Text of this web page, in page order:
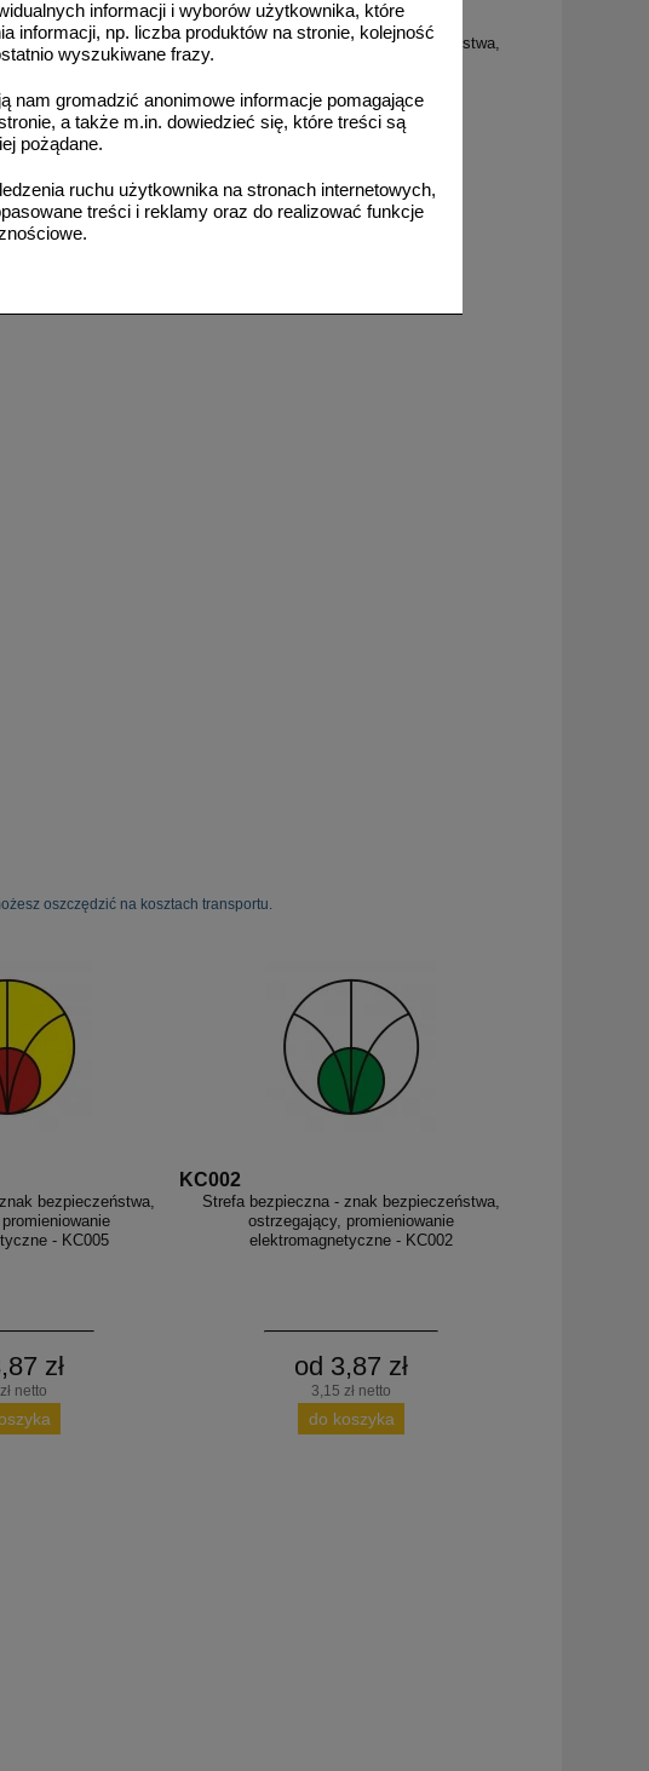
informacji i wyborów użytkownika, które
informacji, np. liczba produktów na stronie, kolejność
wyszukiwane frazy.
nam gromadzić anonimowe informacje pomagające
a także m.in. dowiedzieć się, które treści są
pożądane.
ruchu użytkownika na stronach internetowych,
treści i reklamy oraz do realizować funkcje
bezpieczeństwa,
zł
netto
KC002
Strefa bezpieczna - znak bezpieczeństwa,
od 3,87 zł
oszczędzić na kosztach transportu.
bezpieczeństwa,
- KC005
zł
netto
KC002
Strefa bezpieczna - znak bezpieczeństwa,
ostrzegający, promieniowanie
elektromagnetyczne - KC002
od 3,87 zł
3,15 zł netto
do koszyka